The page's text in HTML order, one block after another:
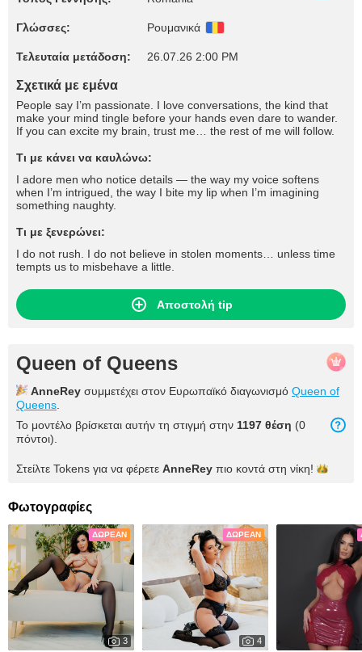
Γλώσσες: Ρουμανικά
Τελευταία μετάδοση: 26.07.26 2:00 PM
Σχετικά με εμένα
People say I’m passionate. I love conversations, the kind that
make your mind tingle before your hands even dare to wander.
If you can excite my brain, trust me… the rest of me will follow.
Τι με κάνει να καυλώνω:
I adore men who notice details — the way my voice softens
when I’m intrigued, the way I bite my lip when I’m imagining
something naughty.
Τι με ξενερώνει:
I do not rush. I do not believe in stolen moments… unless time
tempts us to misbehave a little.
Αποστολή tip
Queen of Queens
AnneRey συμμετέχει στον Ευρωπαϊκό διαγωνισμό Queen of
Queens
Το μοντέλο βρίσκεται αυτήν τη στιγμή στην 1197 θέση (0
πόντοι).
Στείλτε Tokens για να φέρετε AnneRey πιο κοντά στη νίκη!
Φωτογραφίες
ΔΩΡΕΆΝ
3
ΔΩΡΕΆΝ
4